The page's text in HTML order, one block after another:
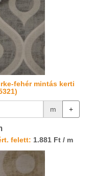
fehér mintás kerti
m +
felett: 1.881 Ft / m